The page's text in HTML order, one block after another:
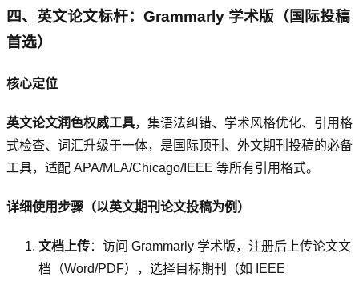
四、英文论文标杆：Grammarly 学术版（国际投稿
首选）
核心定位
英文论文润色权威工具，集语法纠错、学术风格优化、引用格
式检查、词汇升级于一体，是国际顶刊、外文期刊投稿的必备
工具，适配 APA/MLA/Chicago/IEEE 等所有引用格式。
详细使用步骤（以英文期刊论文投稿为例）
文档上传：访问 Grammarly 学术版，注册后上传论文文
档（Word/PDF），选择目标期刊（如 IEEE